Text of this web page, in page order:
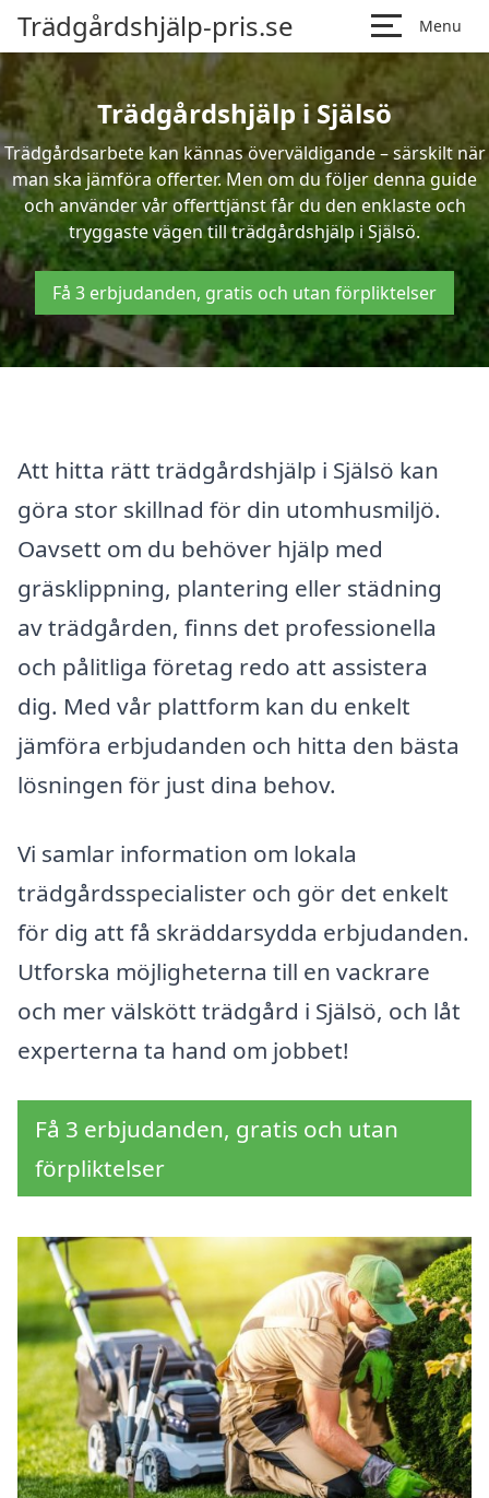
Trädgårdshjälp-pris.se Menu
Trädgårdshjälp i Själsö
Trädgårdsarbete kan kännas överväldigande – särskilt när
man ska jämföra offerter. Men om du följer denna guide
och använder vår offerttjänst får du den enklaste och
tryggaste vägen till trädgårdshjälp i Själsö.
Få 3 erbjudanden, gratis och utan förpliktelser
Att hitta rätt trädgårdshjälp i Själsö kan
göra stor skillnad för din utomhusmiljö.
Oavsett om du behöver hjälp med
gräsklippning, plantering eller städning
av trädgården, finns det professionella
och pålitliga företag redo att assistera
dig. Med vår plattform kan du enkelt
jämföra erbjudanden och hitta den bästa
lösningen för just dina behov.
Vi samlar information om lokala
trädgårdsspecialister och gör det enkelt
för dig att få skräddarsydda erbjudanden.
Utforska möjligheterna till en vackrare
och mer välskött trädgård i Själsö, och låt
experterna ta hand om jobbet!
Få 3 erbjudanden, gratis och utan
förpliktelser